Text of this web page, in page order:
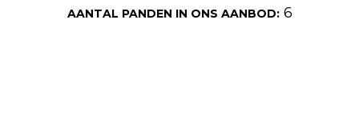
AANTAL PANDEN IN ONS AANBOD:6